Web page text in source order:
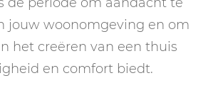
jouw woonomgeving en om
het creëren van een thuis
en comfort biedt.